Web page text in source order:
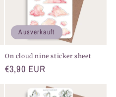
Ausverkauft
On cloud nine sticker sheet
Normaler
€3,90 EUR